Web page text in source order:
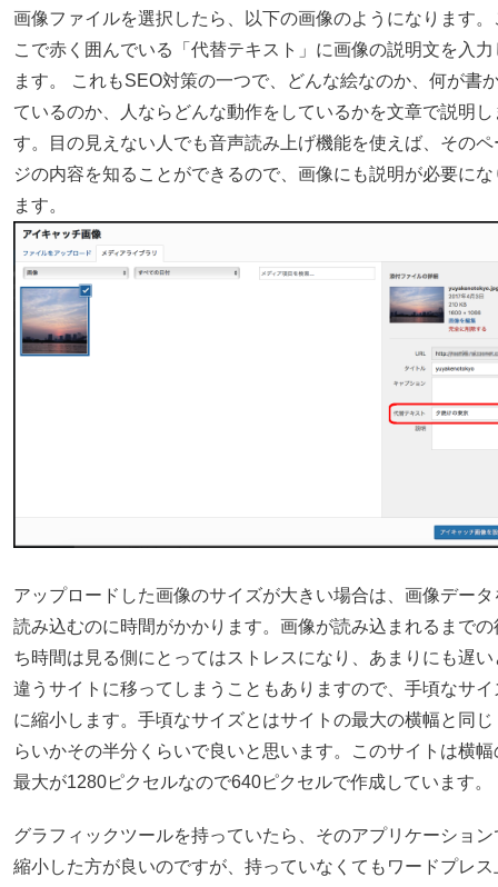
画像ファイルを選択したら、以下の画像のようになります。
こで赤く囲んでいる「代替テキスト」に画像の説明文を入力
ます。 これもSEO対策の一つで、どんな絵なのか、何が書
ているのか、人ならどんな動作をしているかを文章で説明し
す。目の見えない人でも音声読み上げ機能を使えば、そのペ
ジの内容を知ることができるので、画像にも説明が必要にな
ます。
アップロードした画像のサイズが大きい場合は、画像データ
読み込むのに時間がかかります。画像が読み込まれるまでの
ち時間は見る側にとってはストレスになり、あまりにも遅い
違うサイトに移ってしまうこともありますので、手頃なサイ
に縮小します。手頃なサイズとはサイトの最大の横幅と同じ
らいかその半分くらいで良いと思います。このサイトは横幅
最大が1280ピクセルなので640ピクセルで作成しています。
グラフィックツールを持っていたら、そのアプリケーション
縮小した方が良いのですが、持っていなくてもワードプレス